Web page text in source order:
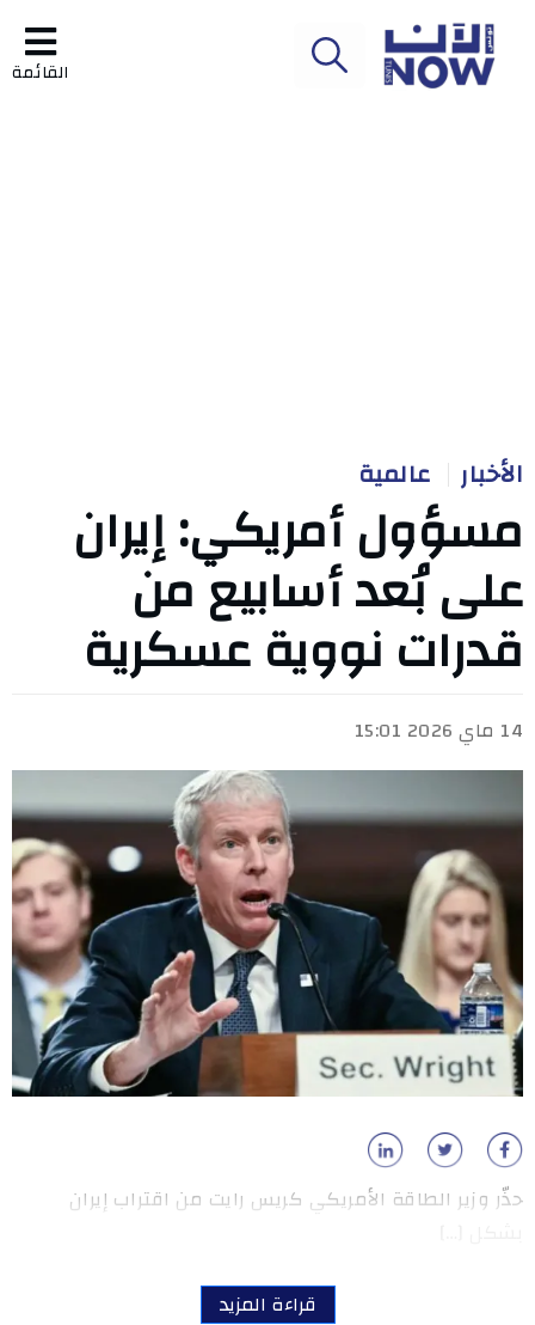
القائمة
الأخبار عالمية
مسؤول أمريكي: إيران
على بُعد أسابيع من
قدرات نووية عسكرية
14 ماي 2026 15:01
حذّر وزير الطاقة الأمريكي كريس رايت من اقتراب إيران
قراءة المزيد